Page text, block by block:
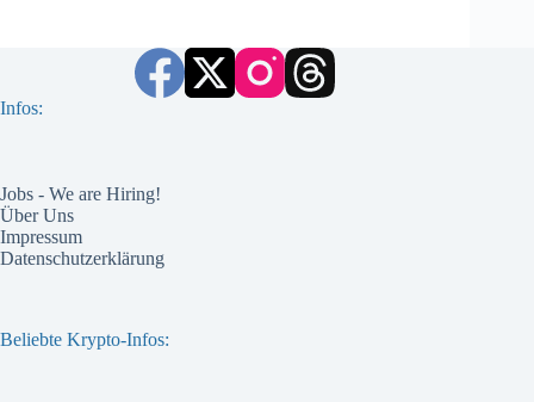
Infos:
Jobs - We are Hiring!
Über Uns
Impressum
Datenschutzerklärung
Beliebte Krypto-Infos: